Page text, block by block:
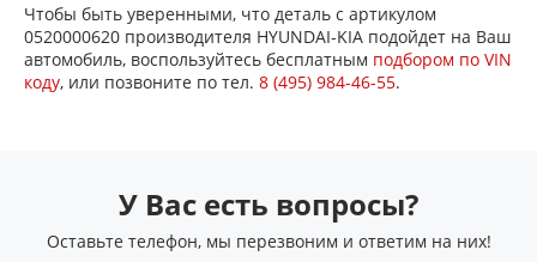
Чтобы быть уверенными, что деталь с артикулом
0520000620 производителя HYUNDAI-KIA подойдет на Ваш
автомобиль, воспользуйтесь бесплатным подбором по VIN
коду, или позвоните по тел. 8 (495) 984-46-55.
У Вас есть вопросы?
Оставьте телефон, мы перезвоним и ответим на них!